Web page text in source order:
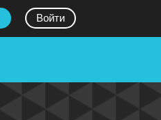
Войти